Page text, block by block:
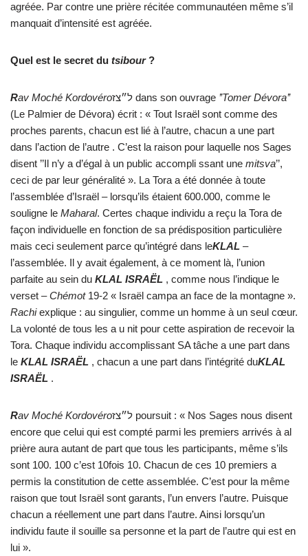
agréée. Par contre une prière récitée communautéen même s’il
manquait d’intensité est agréée.
Quel est le secret du tsibour?
Rav Moché Kordovéro ל״צז dans son ouvrage ’’Tomer Dévora’’
(Le Palmier de Dévora) écrit : « Tout Israël sont comme des
proches parents, chacun est lié à l’autre, chacun a une part
dans l’action de l’autre . C’est la raison pour laquelle nos Sages
disent ’’Il n’y a d’égal à un public accompli ssant une mitsva’’,
ceci de par leur généralité ». La Tora a été donnée à toute
l’assemblée d’Israël – lorsqu’ils étaient 600.000, comme le
souligne le Maharal. Certes chaque individu a reçu la Tora de
façon individuelle en fonction de sa prédisposition particulière
mais ceci seulement parce qu’intégré dans leKLAL –
l’assemblée. Il y avait également, à ce moment là, l’union
parfaite au sein du KLAL ISRAËL , comme nous l’indique le
verset –Chémot19-2 « Israël campa an face de la montagne ».
Rachiexplique : au singulier, comme un homme à un seul cœur.
La volonté de tous les a u nit pour cette aspiration de recevoir la
Tora. Chaque individu accomplissant SA tâche a une part dans
le KLAL ISRAËL , chacun a une part dans l’intégrité duKLAL
ISRAËL .
Rav Moché Kordovéroל״צז poursuit : « Nos Sages nous disent
encore que celui qui est compté parmi les premiers arrivés à al
prière aura autant de part que tous les participants, même s’ils
sont 100. 100 c’est 10fois 10. Chacun de ces 10 premiers a
permis la constitution de cette assemblée. C’est pour la même
raison que tout Israël sont garants, l’un envers l’autre. Puisque
chacun a réellement une part dans l’autre. Ainsi lorsqu’un
individu faute il souille sa personne et la part de l’autre qui est en
lui ».